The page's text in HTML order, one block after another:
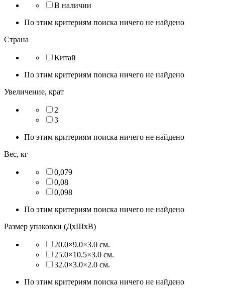
В наличии
По этим критериям поиска ничего не найдено
Страна
Китай
По этим критериям поиска ничего не найдено
Увеличение, крат
2
3
По этим критериям поиска ничего не найдено
Вес, кг
0,079
0,08
0,098
По этим критериям поиска ничего не найдено
Размер упаковки (ДхШхВ)
20.0×9.0×3.0 см.
25.0×10.5×3.0 см.
32.0×3.0×2.0 см.
По этим критериям поиска ничего не найдено